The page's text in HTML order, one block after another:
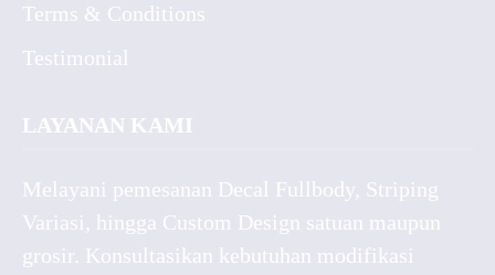
Terms & Conditions
Testimonial
LAYANAN KAMI
Melayani pemesanan Decal Fullbody, Striping
Variasi, hingga Custom Design satuan maupun
grosir. Konsultasikan kebutuhan modifikasi